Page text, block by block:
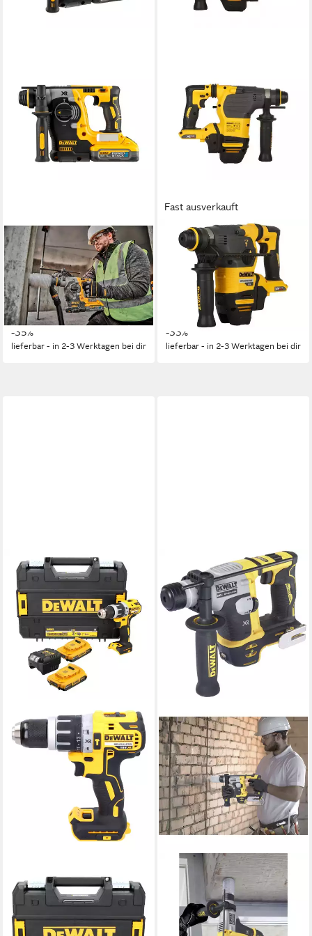
DEWALT
Akku-Kombibohrhammer
18V/5Ah SDS-plus, 18 V, max.
1165 U/min, (Basisversion /
Solo-Gerät im Koffer, Ohne
Akku und Ladegerät, inklusive
Transportkoffer)
529,99 € UVP821,10 €
-35%
lieferbar - in 2-3 Werktagen bei dir
Fast ausverkauft
DEWALT
Akku-Kombibohrhammer
Flexvolt SDS-plus, 54V, Ba,
max. 1000 U/min, ohne Akku
und Ladegerät, inkl. T STAK-
ab 389,99 € UVP581,91 €
-33%
lieferbar - in 2-3 Werktagen bei dir
Akku-Schlagbohrschrauber
DCD 796 D2T Akku
Schlagbohrschrauber 18 V 70
Nm Brushless + 2x Akkus
DEWALT
Bohrhammer DEWALT SDS-
Plus-Akku-Bohrhammer 18
V/DC Li-Ion 650 W
bürstenlos